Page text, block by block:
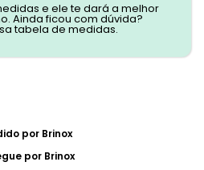
e ele te dará a melhor
Ainda ficou com dúvida?
tabela de medidas.
por Brinox
por Brinox